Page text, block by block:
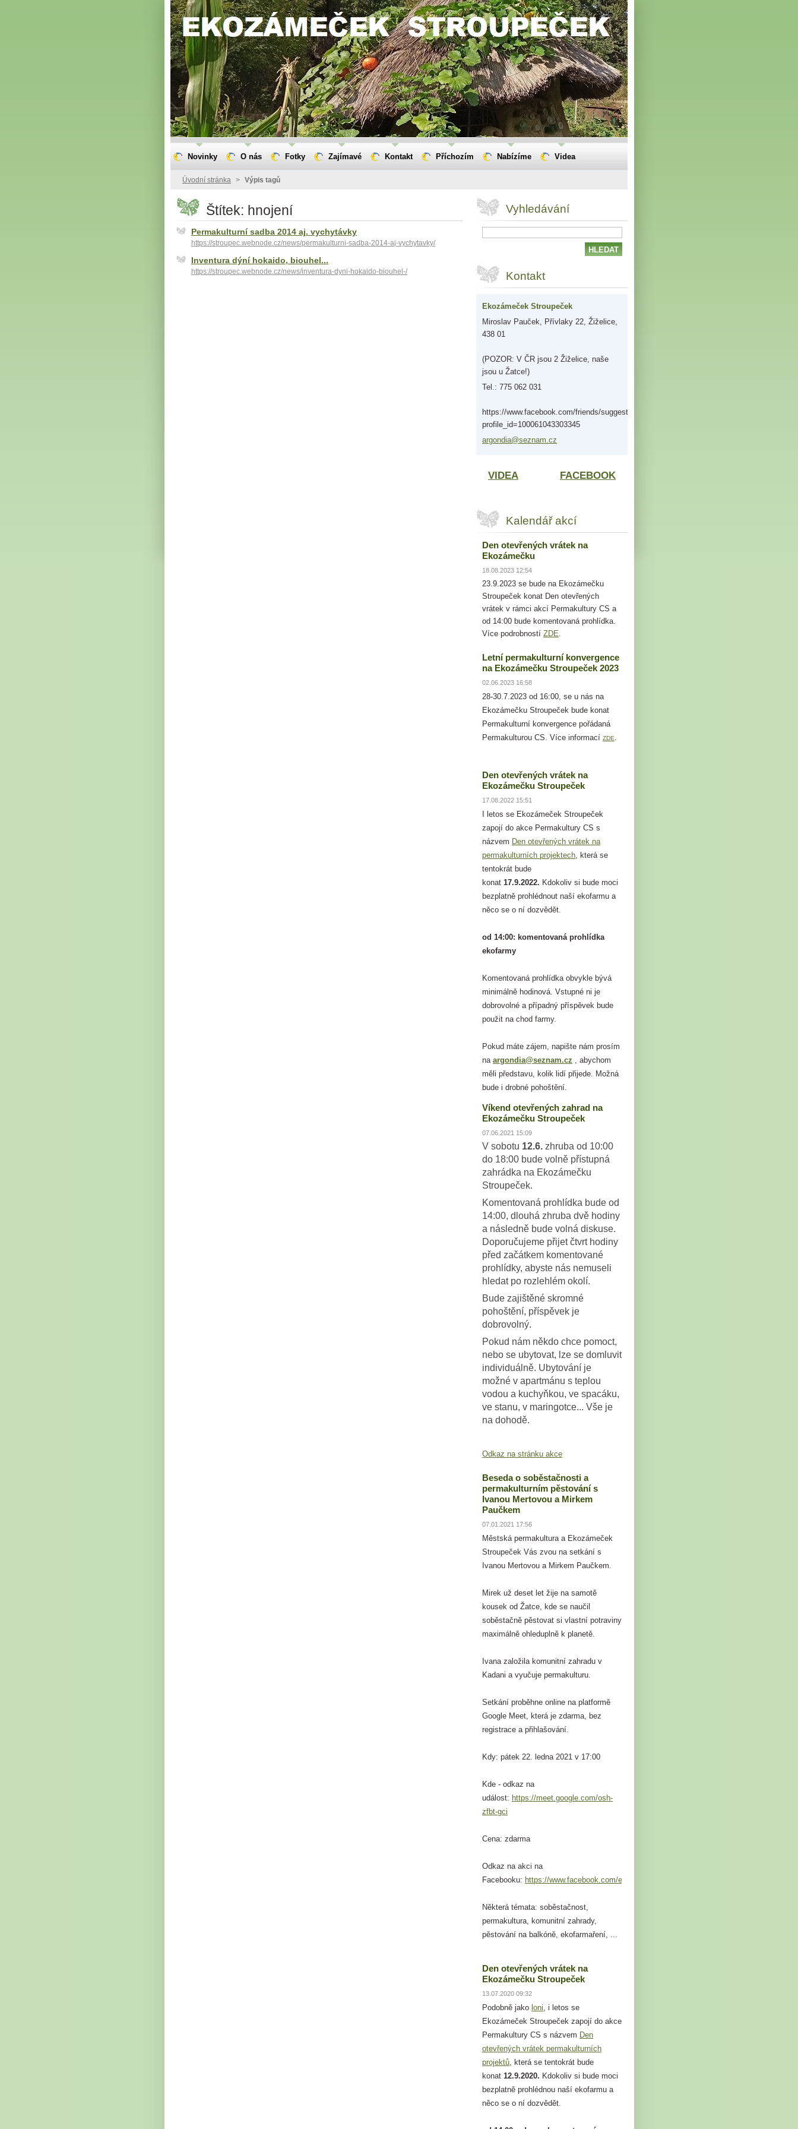
Úvodní stránka > Výpis tagů
Štítek: hnojení
Permakulturní sadba 2014 aj. vychytávky
https://stroupec.webnode.cz/news/permakulturni-sadba-2014-aj-vychytavky/
Inventura dýní hokaido, biouhel...
https://stroupec.webnode.cz/news/inventura-dyni-hokaido-biouhel-/
Vyhledávání
Kontakt
Ekozámeček Stroupeček
Miroslav Pauček, Přívlaky 22, Žiželice,
438 01
(POZOR: V ČR jsou 2 Žiželice, naše
jsou u Žatce!)
Tel.: 775 062 031
https://www.facebook.com/friends/suggestions/?
profile_id=100061043303345
argondia@seznam.cz
VIDEA FACEBOOK
Kalendář akcí
Den otevřených vrátek na
Ekozámečku
18.08.2023 12:54
23.9.2023 se bude na Ekozámečku
Stroupeček konat Den otevřených
vrátek v rámci akcí Permakultury CS a
od 14:00 bude komentovaná prohlídka.
Více podrobností ZDE.
Letní permakulturní konvergence
na Ekozámečku Stroupeček 2023
02.06.2023 16:58
28-30.7.2023 od 16:00, se u nás na
Ekozámečku Stroupeček bude konat
Permakulturní konvergence pořádaná
Permakulturou CS. Více informací ZDE.
Den otevřených vrátek na
Ekozámečku Stroupeček
17.08.2022 15:51
I letos se Ekozámeček Stroupeček
zapojí do akce Permakultury CS s
názvem Den otevřených vrátek na
permakulturních projektech, která se
tentokrát bude
konat 17.9.2022. Kdokoliv si bude moci
bezplatně prohlédnout naší ekofarmu a
něco se o ní dozvědět.
od 14:00: komentovaná prohlídka
ekofarmy
Komentovaná prohlídka obvykle bývá
minimálně hodinová. Vstupné ni je
dobrovolné a případný příspěvek bude
použit na chod farmy.
Pokud máte zájem, napište nám prosím
na argondia@seznam.cz , abychom
měli představu, kolik lidí přijede. Možná
bude i drobné pohoštění.
Víkend otevřených zahrad na
Ekozámečku Stroupeček
07.06.2021 15:09
V sobotu 12.6. zhruba od 10:00
do 18:00 bude volně přístupná
zahrádka na Ekozámečku
Stroupeček.
Komentovaná prohlídka bude od
14:00, dlouhá zhruba dvě hodiny
a následně bude volná diskuse.
Doporučujeme přijet čtvrt hodiny
před začátkem komentované
prohlídky, abyste nás nemuseli
hledat po rozlehlém okolí.
Bude zajištěné skromné
pohoštění, příspěvek je
dobrovolný.
Pokud nám někdo chce pomoct,
nebo se ubytovat, lze se domluvit
individuálně. Ubytování je
možné v apartmánu s teplou
vodou a kuchyňkou, ve spacáku,
ve stanu, v maringotce... Vše je
na dohodě.
Odkaz na stránku akce
Beseda o soběstačnosti a
permakulturním pěstování s
Ivanou Mertovou a Mirkem
Paučkem
07.01.2021 17:56
Městská permakultura a Ekozámeček
Stroupeček Vás zvou na setkání s
Ivanou Mertovou a Mirkem Paučkem.
Mirek už deset let žije na samotě
kousek od Žatce, kde se naučil
soběstačně pěstovat si vlastní potraviny
maximálně ohleduplně k planetě.
Ivana založila komunitní zahradu v
Kadani a vyučuje permakulturu.
Setkání proběhne online na platformě
Google Meet, která je zdarma, bez
registrace a přihlašování.
Kdy: pátek 22. ledna 2021 v 17:00
Kde - odkaz na
událost: https://meet.google.com/osh-
zfbt-gci
Cena: zdarma
Odkaz na akci na
Facebooku: https://www.facebook.com/events/749824109264101
Některá témata: soběstačnost,
permakultura, komunitní zahrady,
pěstování na balkóně, ekofarmaření, ...
Den otevřených vrátek na
Ekozámečku Stroupeček
13.07.2020 09:32
Podobně jako loni, i letos se
Ekozámeček Stroupeček zapojí do akce
Permakultury CS s názvem Den
otevřených vrátek permakulturních
projektů, která se tentokrát bude
konat 12.9.2020. Kdokoliv si bude moci
bezplatně prohlédnou naší ekofarmu a
něco se o ní dozvědět.
Novinky O nás Fotky Zajímavé Kontakt Příchozím Nabízíme Videa